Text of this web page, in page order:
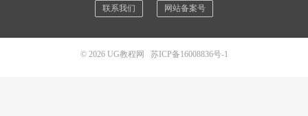
联系我们 网站备案号
© 2026 UG教程网 苏ICP备16008836号-1